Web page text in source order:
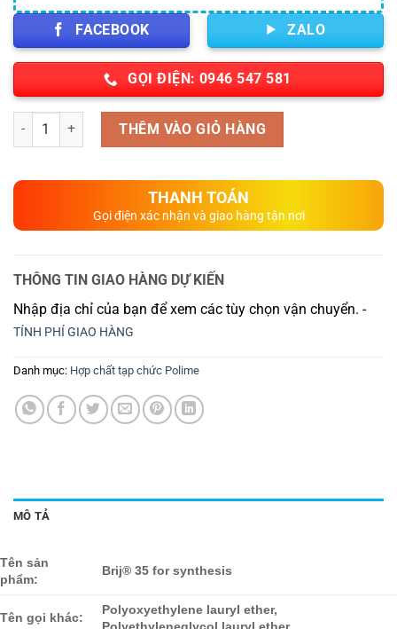
FACEBOOK ZALO
GỌI ĐIỆN: 0946 547 581
Số lượng THÊM VÀO GIỎ HÀNG
THANH TOÁN
Gọi điện xác nhận và giao hàng tận nơi
THÔNG TIN GIAO HÀNG DỰ KIẾN
Nhập địa chỉ của bạn để xem các tùy chọn vận chuyển. -
TÍNH PHÍ GIAO HÀNG
Danh mục: Hợp chất tạp chức Polime
MÔ TẢ
Tên sản
phẩm:
Brij® 35 for synthesis
Tên gọi khác:
Polyoxyethylene lauryl ether,
Polyethyleneglycol lauryl ether